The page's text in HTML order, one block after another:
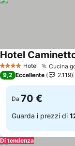
4 Stelle Hotel Cucina
Hotel
9,2 Eccellente 2.119
Da 70 €
Guarda i prezzi di
Di tendenza